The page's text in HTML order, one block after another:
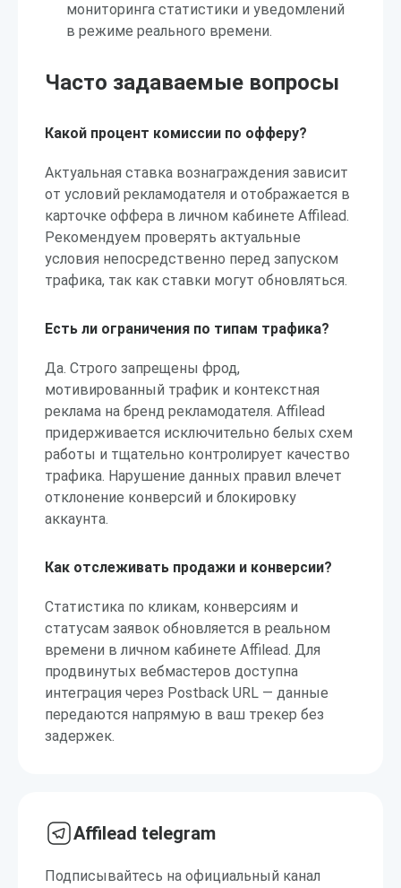
мониторинга статистики и уведомлений
в режиме реального времени.
Часто задаваемые вопросы
Какой процент комиссии по офферу?
Актуальная ставка вознаграждения зависит
от условий рекламодателя и отображается в
карточке оффера в личном кабинете Affilead.
Рекомендуем проверять актуальные
условия непосредственно перед запуском
трафика, так как ставки могут обновляться.
Есть ли ограничения по типам трафика?
Да. Строго запрещены фрод,
мотивированный трафик и контекстная
реклама на бренд рекламодателя. Affilead
придерживается исключительно белых схем
работы и тщательно контролирует качество
трафика. Нарушение данных правил влечет
отклонение конверсий и блокировку
аккаунта.
Как отслеживать продажи и конверсии?
Статистика по кликам, конверсиям и
статусам заявок обновляется в реальном
времени в личном кабинете Affilead. Для
продвинутых вебмастеров доступна
интеграция через Postback URL — данные
передаются напрямую в ваш трекер без
задержек.
Affilead telegram
Подписывайтесь на официальный канал